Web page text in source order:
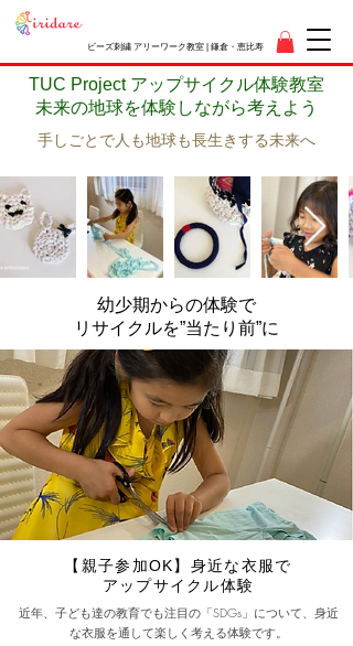
ビーズ刺繍 アリーワーク教室 | 鎌倉・恵比寿
TUC Project アップサイクル体験教室
未来の地球を体験しながら考えよう
手しごとで人も地球も長生きする未来へ
幼少期からの体験で
リサイクルを”当たり前”に
【親子参加OK】身近な衣服で
アップサイクル体験
近年、子ども達の教育でも注目の「SDGs」について、身近
な衣服を通して楽しく考える体験です。